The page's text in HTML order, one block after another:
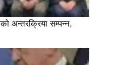
अन्तरक्रिया सम्पन्न,